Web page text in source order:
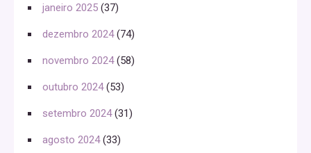
janeiro 2025 (37)
dezembro 2024(74)
novembro 2024(58)
outubro 2024(53)
setembro 2024(31)
agosto 2024(33)